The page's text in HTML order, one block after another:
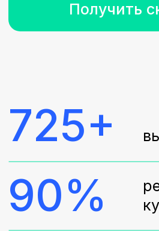
90%
15%на обучение.
на курс по выгодной цене